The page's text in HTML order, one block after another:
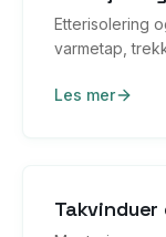
Etterisolering
varmetap,
Les mer
Takvinduer